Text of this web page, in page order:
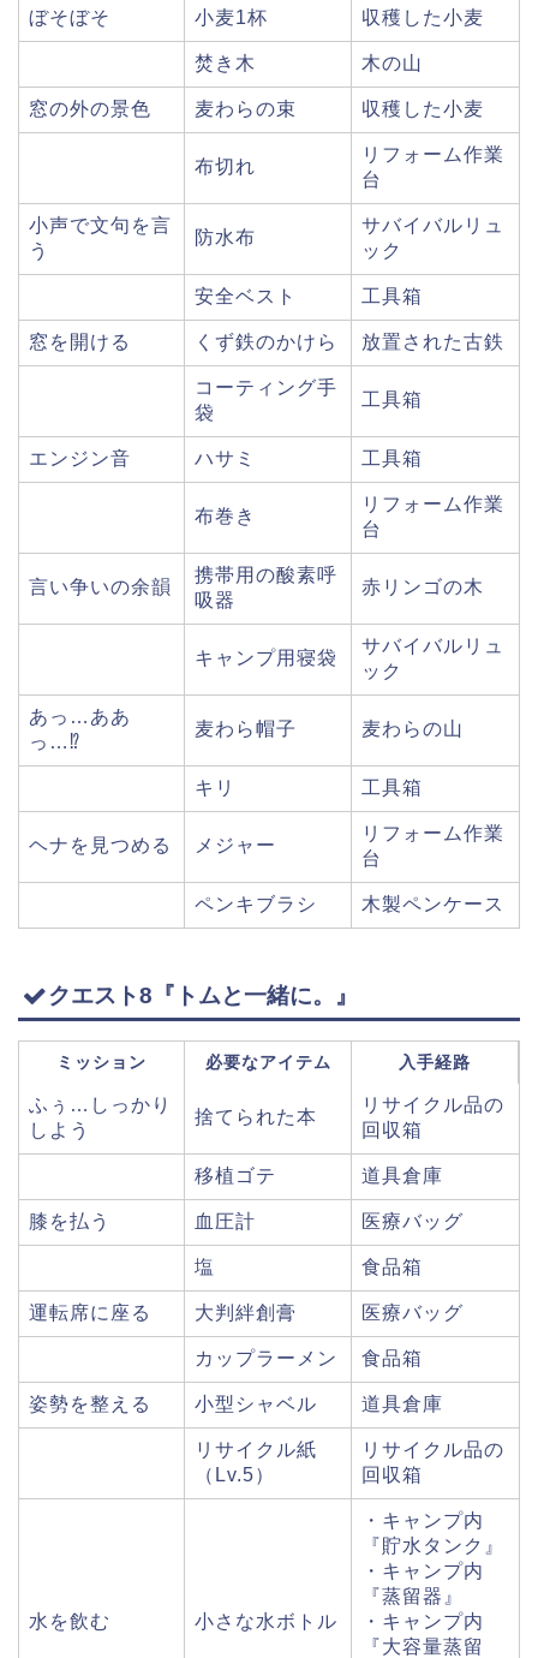
ぼそぼそ 小麦1杯 収穫した小麦
焚き木 木の山
窓の外の景色 麦わらの束 収穫した小麦
布切れ
リフォーム作業
台
小声で文句を言
う
防水布
サバイバルリュ
ック
安全ベスト 工具箱
窓を開ける くず鉄のかけら 放置された古鉄
コーティング手
袋
工具箱
エンジン音 ハサミ 工具箱
布巻き
リフォーム作業
台
言い争いの余韻
携帯用の酸素呼
吸器
赤リンゴの木
キャンプ用寝袋
サバイバルリュ
ック
あっ…ああ
っ…⁉︎
麦わら帽子 麦わらの山
キリ 工具箱
ヘナを見つめる メジャー
リフォーム作業
台
ペンキブラシ 木製ペンケース
クエスト8『トムと一緒に。』
ミッション 必要なアイテム 入手経路
ふぅ…しっかり
しよう
捨てられた本
リサイクル品の
回収箱
移植ゴテ 道具倉庫
膝を払う 血圧計 医療バッグ
塩 食品箱
運転席に座る 大判絆創膏 医療バッグ
カップラーメン 食品箱
姿勢を整える 小型シャベル 道具倉庫
リサイクル紙
（Lv.5）
リサイクル品の
回収箱
水を飲む 小さな水ボトル
・キャンプ内
『貯水タンク』
・キャンプ内
『蒸留器』
・キャンプ内
『大容量蒸留